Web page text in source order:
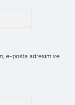
e-posta adresim ve